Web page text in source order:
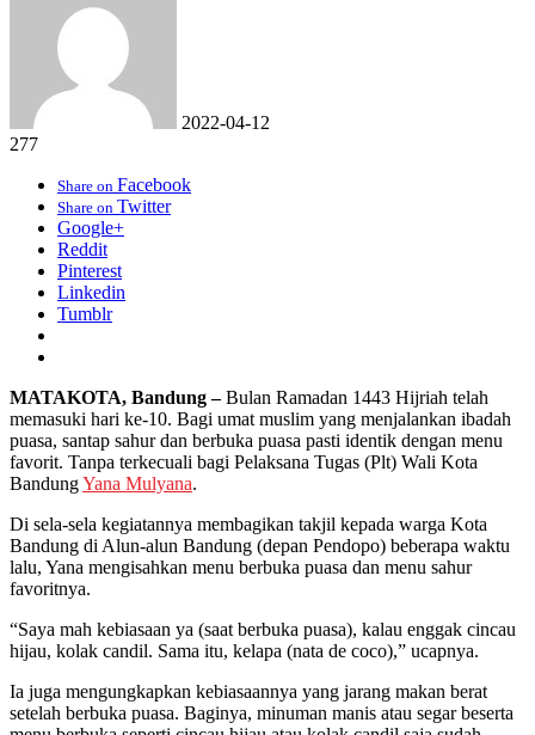
2022-04-12
277
Share on Facebook
Share on Twitter
Google+
Reddit
Pinterest
Linkedin
Tumblr
MATAKOTA, Bandung –Bulan Ramadan 1443 Hijriah telah
memasuki hari ke-10. Bagi umat muslim yang menjalankan ibadah
puasa, santap sahur dan berbuka puasa pasti identik dengan menu
favorit. Tanpa terkecuali bagi Pelaksana Tugas (Plt) Wali Kota
BandungYana Mulyana.
Di sela-sela kegiatannya membagikan takjil kepada warga Kota
Bandung di Alun-alun Bandung (depan Pendopo) beberapa waktu
lalu, Yana mengisahkan menu berbuka puasa dan menu sahur
favoritnya.
“Saya mah kebiasaan ya (saat berbuka puasa), kalau enggak cincau
hijau, kolak candil. Sama itu, kelapa (nata de coco),” ucapnya.
Ia juga mengungkapkan kebiasaannya yang jarang makan berat
setelah berbuka puasa. Baginya, minuman manis atau segar beserta